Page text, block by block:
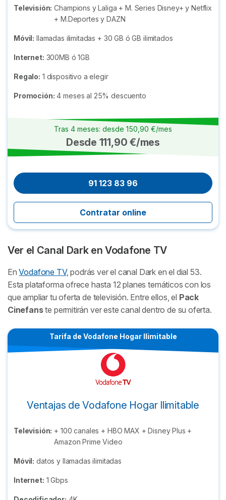
Televisión: Champions y Laliga + M. Series Disney+ y Netflix
+ M.Deportes y DAZN
Móvil: llamadas ilimitadas + 30 GB ó GB ilimitados
Internet: 300MB ó 1GB
Regalo: 1 dispositivo a elegir
Promoción: 4 meses al 25% descuento
Tras 4 meses: desde 150,90 €/mes
Desde 111,90 €/mes
91 123 83 96
Contratar online
Ver el Canal Dark en Vodafone TV
EnVodafone TV, podrás ver el canal Dark en el dial 53.
Esta plataforma ofrece hasta 12 planes temáticos con los
que ampliar tu oferta de televisión. Entre ellos, el Pack
Cinefanste permitirán ver este canal dentro de su oferta.
Tarifa de Vodafone Hogar Ilimitable
Ventajas de Vodafone Hogar Ilimitable
Televisión: + 100 canales + HBO MAX + Disney Plus +
Amazon Prime Video
Móvil: datos y llamadas ilimitadas
Internet: 1 Gbps